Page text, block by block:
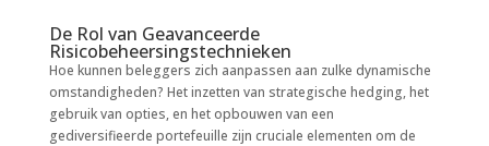
De Rol van Geavanceerde
Risicobeheersingstechnieken
Hoe kunnen beleggers zich aanpassen aan zulke dynamische
omstandigheden? Het inzetten van strategische hedging, het
gebruik van opties, en het opbouwen van een
gediversifieerde portefeuille zijn cruciale elementen om de